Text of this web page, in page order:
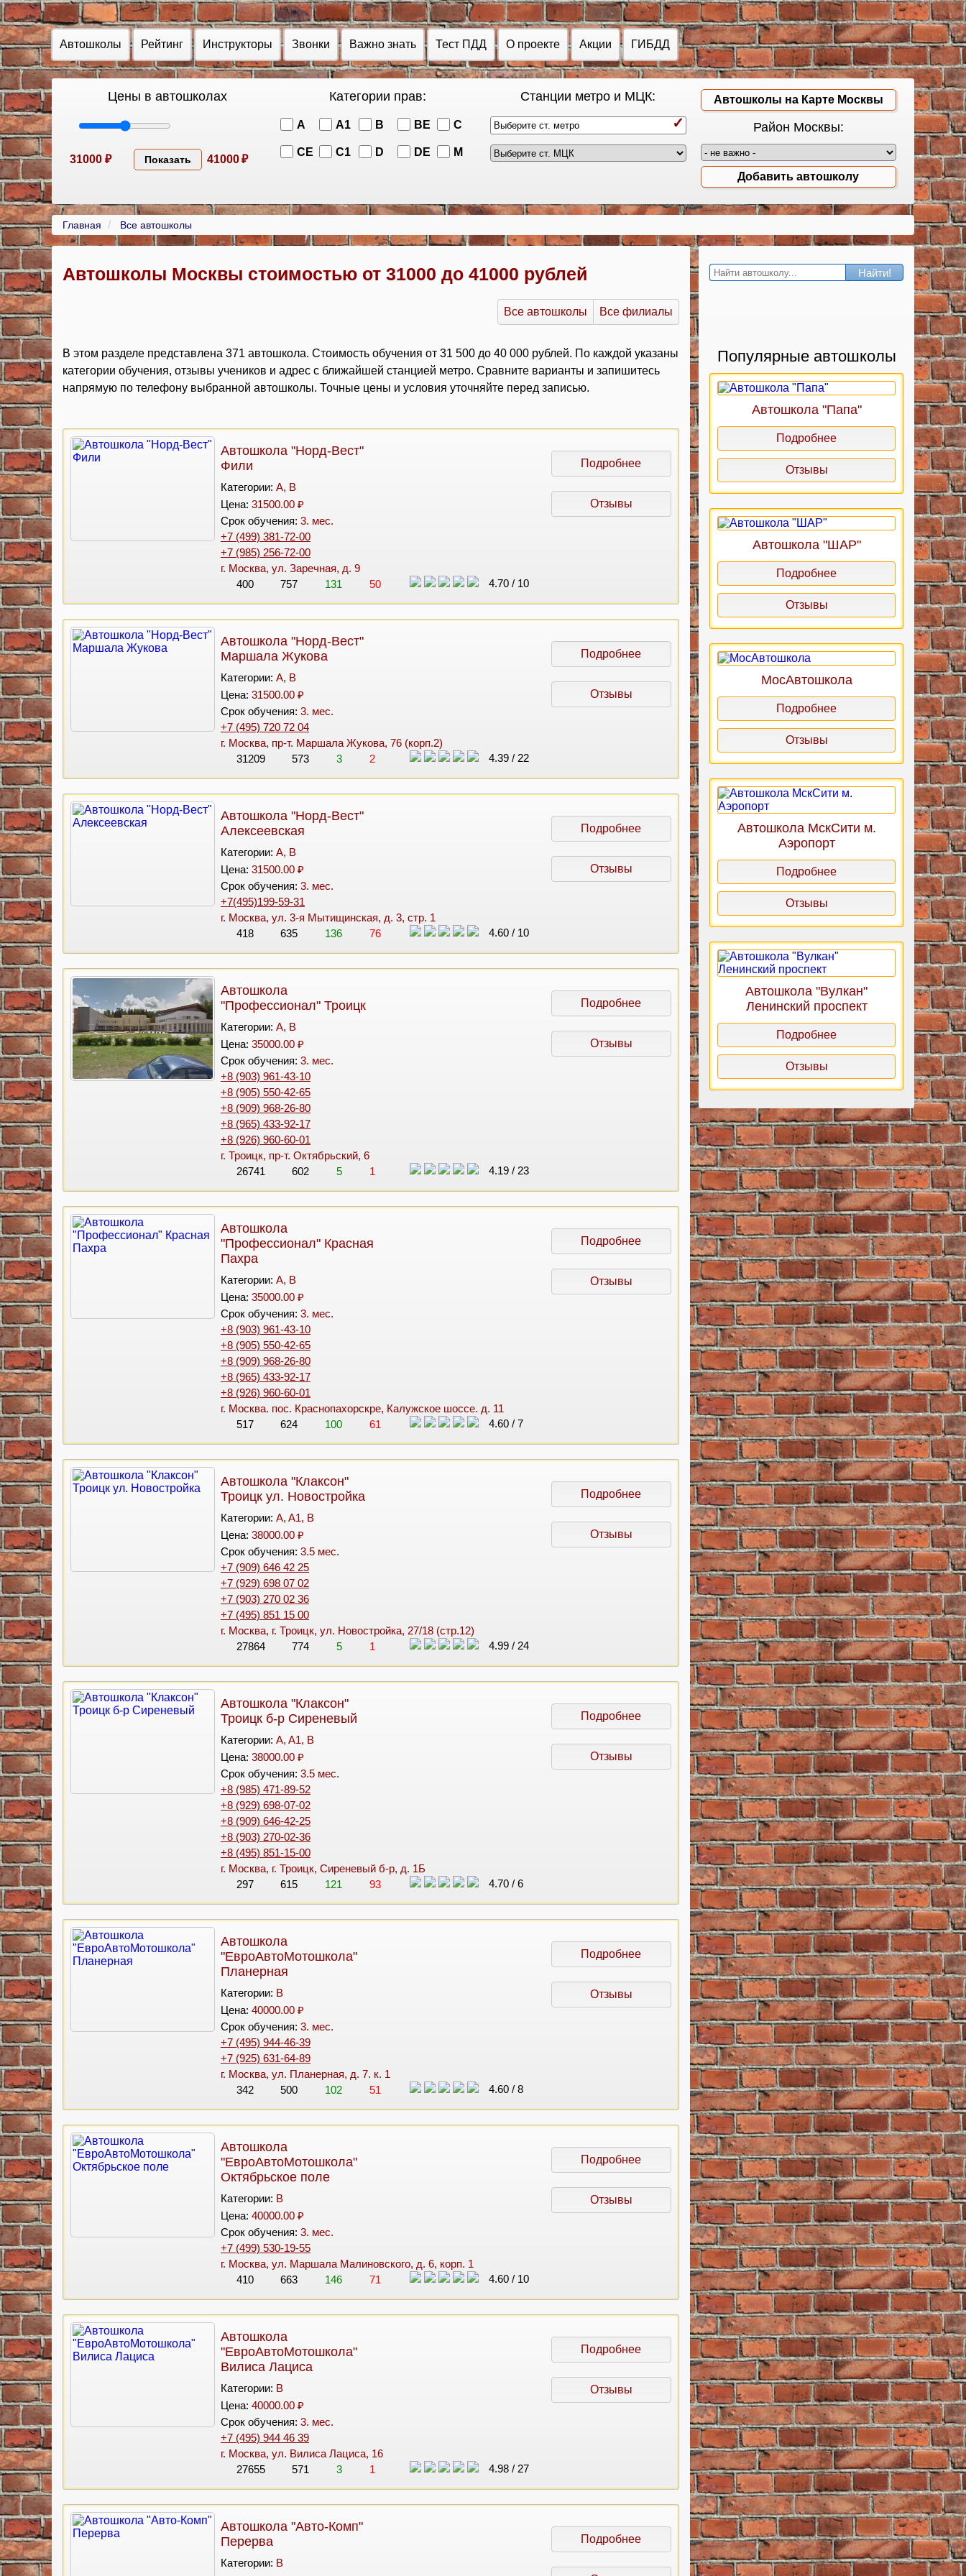
Автошколы Рейтинг Инструкторы Звонки Важно знать Тест ПДД О проекте Акции ГИБДД
Цены в автошколах
31000 ₽ Показать 41000 ₽
Категории прав:
A A1 B BE C
CE C1 D DE M
Станции метро и МЦК:
Выберите ст. метро
Автошколы на Карте Москвы
Район Москвы:
Добавить автошколу
Главная Все автошколы
Автошколы Москвы стоимостью от 31000 до 41000 рублей
Все автошколы Все филиалы
В этом разделе представлена 371 автошкола. Стоимость обучения от 31 500 до 40 000 рублей. По каждой указаны
категории обучения, отзывы учеников и адрес с ближайшей станцией метро. Сравните варианты и запишитесь
напрямую по телефону выбранной автошколы. Точные цены и условия уточняйте перед записью.
Автошкола "Норд-Вест"
Фили
Категории: A, B
Цена: 31500.00 ₽
Срок обучения: 3. мес.
+7 (499) 381-72-00
+7 (985) 256-72-00
г. Москва, ул. Заречная, д. 9
400
757 131 50 4.70/ 10
Подробнее
Отзывы
Автошкола "Норд-Вест"
Маршала Жукова
Категории: A, B
Цена: 31500.00 ₽
Срок обучения: 3. мес.
+7 (495) 720 72 04
г. Москва, пр-т. Маршала Жукова, 76 (корп.2)
31209
573 3 2 4.39/ 22
Подробнее
Отзывы
Автошкола "Норд-Вест"
Алексеевская
Категории: A, B
Цена: 31500.00 ₽
Срок обучения: 3. мес.
+7(495)199-59-31
г. Москва, ул. 3-я Мытищинская, д. 3, стр. 1
418
635 136 76 4.60/ 10
Подробнее
Отзывы
Автошкола
"Профессионал" Троицк
Категории: A, B
Цена: 35000.00 ₽
Срок обучения: 3. мес.
+8 (903) 961-43-10
+8 (905) 550-42-65
+8 (909) 968-26-80
+8 (965) 433-92-17
+8 (926) 960-60-01
г. Троицк, пр-т. Октябрьский, 6
26741
602 5 1 4.19/ 23
Подробнее
Отзывы
Автошкола
"Профессионал" Красная
Пахра
Категории: A, B
Цена: 35000.00 ₽
Срок обучения: 3. мес.
+8 (903) 961-43-10
+8 (905) 550-42-65
+8 (909) 968-26-80
+8 (965) 433-92-17
+8 (926) 960-60-01
г. Москва. пос. Краснопахорскре, Калужское шоссе. д. 11
517
624 100 61 4.60/ 7
Подробнее
Отзывы
Автошкола "Клаксон"
Троицк ул. Новостройка
Категории: A, A1, B
Цена: 38000.00 ₽
Срок обучения: 3.5 мес.
+7 (909) 646 42 25
+7 (929) 698 07 02
+7 (903) 270 02 36
+7 (495) 851 15 00
г. Москва, г. Троицк, ул. Новостройка, 27/18 (стр.12)
27864
774 5 1 4.99/ 24
Подробнее
Отзывы
Автошкола "Клаксон"
Троицк б-р Сиреневый
Категории: A, A1, B
Цена: 38000.00 ₽
Срок обучения: 3.5 мес.
+8 (985) 471-89-52
+8 (929) 698-07-02
+8 (909) 646-42-25
+8 (903) 270-02-36
+8 (495) 851-15-00
г. Москва, г. Троицк, Сиреневый б-р, д. 1Б
297
615 121 93 4.70/ 6
Подробнее
Отзывы
Автошкола
"ЕвроАвтоМотошкола"
Планерная
Категории: B
Цена: 40000.00 ₽
Срок обучения: 3. мес.
+7 (495) 944-46-39
+7 (925) 631-64-89
г. Москва, ул. Планерная, д. 7. к. 1
342
500 102 51 4.60/ 8
Подробнее
Отзывы
Автошкола
"ЕвроАвтоМотошкола"
Октябрьское поле
Категории: B
Цена: 40000.00 ₽
Срок обучения: 3. мес.
+7 (499) 530-19-55
г. Москва, ул. Маршала Малиновского, д. 6, корп. 1
410
663 146 71 4.60/ 10
Подробнее
Отзывы
Автошкола
"ЕвроАвтоМотошкола"
Вилиса Лациса
Категории: B
Цена: 40000.00 ₽
Срок обучения: 3. мес.
+7 (495) 944 46 39
г. Москва, ул. Вилиса Лациса, 16
27655
571 3 1 4.98/ 27
Подробнее
Отзывы
Автошкола "Авто-Комп"
Перерва
Категории: B
Подробнее
Найти!
Популярные автошколы
Автошкола "Папа"
Подробнее
Отзывы
Автошкола "ШАР"
Подробнее
Отзывы
МосАвтошкола
Подробнее
Отзывы
Автошкола МскСити м.
Аэропорт
Подробнее
Отзывы
Автошкола "Вулкан"
Ленинский проспект
Подробнее
Отзывы